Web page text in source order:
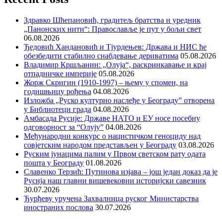
Здравко Шћепановић, градитељ братства и уредник
„Панонских нити“: Православље је пут у бољи свет
06.08.2026
Ђедовић Хандановић и Тјурдењев: Држава и НИС ће
обезбедити стабилно снабдевање дериватима 05.08.2026
Владимир Кршљанин: „Олуја“, раскринкавање и крај
отпадничке империје 05.08.2026
Жорж Скригин (1910-1997) – њему у спомен, на
годишњицу рођења 04.08.2026
Изложба „Руско културно наслеђе у Београду” отворена
у Библиотеци града 04.08.2026
Амбасада Русије: Државе НАТО и ЕУ носе посебну
одговорност за “Олују” 04.08.2026
Међународни конкурс о нацистичком геноциду над
совјетским народом представљен у Београду 03.08.2026
Руским јунацима палим у Првом светском рату одата
пошта у Београду 01.08.2026
Славенко Терзић: Путинова изјава – још један доказ да је
Русија наш главни вишевековни историјски савезник
30.07.2026
Ђурђеву уручена Захвалница руског Министарства
иностраних послова 30.07.2026